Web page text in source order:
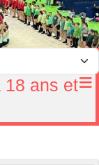
18 ans et